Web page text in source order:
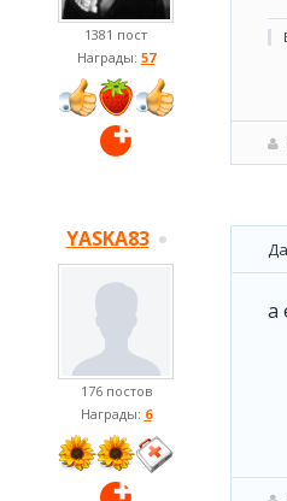
1381 пост
Награды: 57
YASKA83
176 постов
Награды: 6
а